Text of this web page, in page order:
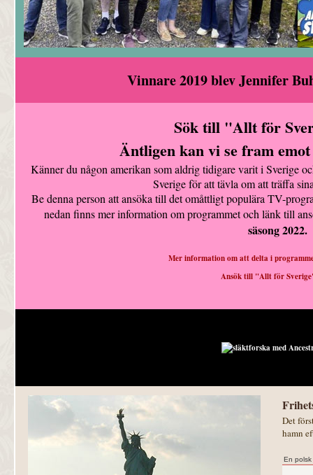
Vinnare 2019 blev Jennifer
Sök till "Allt för
Äntligen kan vi se fram
Känner du någon amerikan som aldrig tidigare varit i Sverige
Sverige för att tävla om att träffa
Be denna person att ansöka till det omåttligt populära TV-
nedan finns mer information om programmet och länk till
säsong 2022.
Mer information om att delta i
Ansök till "Allt för
Det
hamn
En